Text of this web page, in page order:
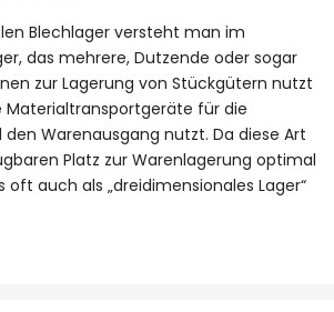
Blechlager versteht man im
das mehrere, Dutzende oder sogar
zur Lagerung von Stückgütern nutzt
für die
Warenausgang nutzt. Da diese Art
Platz zur Warenlagerung optimal
oft auch als „dreidimensionales Lager“